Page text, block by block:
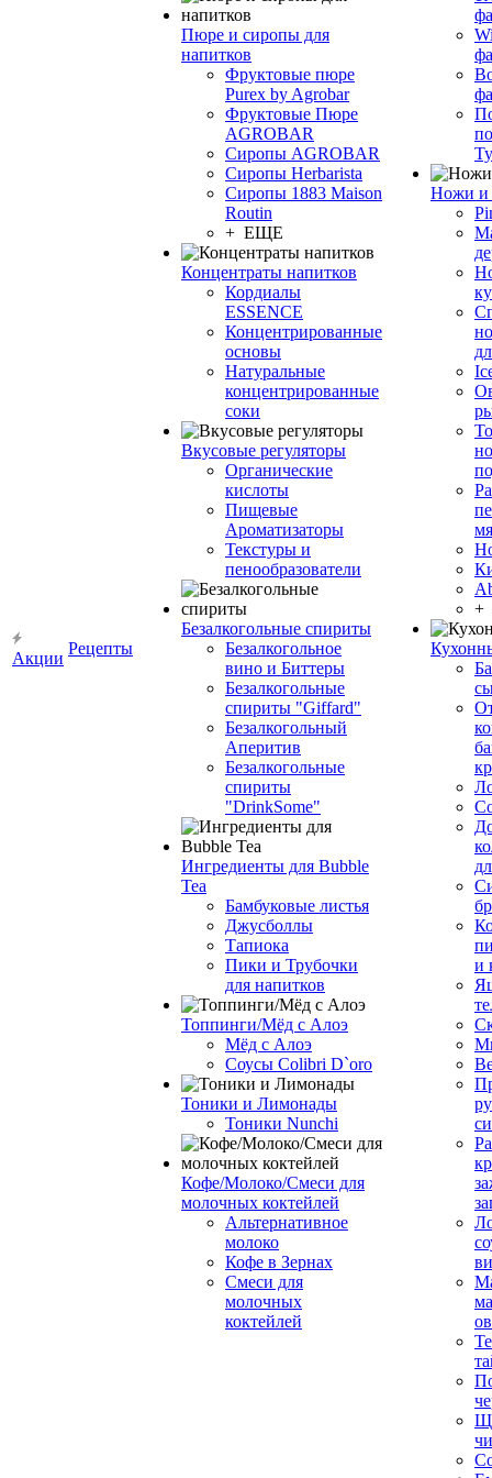
Акции
Рецепты
Пюре и сиропы для
напитков
Фруктовые пюре
Purex by Agrobar
Фруктовые Пюре
AGROBAR
Сиропы AGROBAR
Сиропы Herbarista
Сиропы 1883 Maison
Routin
+ ЕЩЕ
Концентраты напитков
Кордиалы
ESSENCE
Концентрированные
основы
Натуральные
концентрированные
соки
Вкусовые регуляторы
Органические
кислоты
Пищевые
Ароматизаторы
Текстуры и
пенообразователи
Безалкогольные спириты
Безалкогольное
вино и Биттеры
Безалкогольные
спириты "Giffard"
Безалкогольный
Аперитив
Безалкогольные
спириты
"DrinkSome"
Ингредиенты для Bubble
Tea
Бамбуковые листья
Джусболлы
Тапиока
Пики и Трубочки
для напитков
Топпинги/Мёд с Алоэ
Мёд с Алоэ
Соусы Colibri D`oro
Тоники и Лимонады
Тоники Nunchi
Кофе/Молоко/Смеси для
молочных коктейлей
Альтернативное
молоко
Кофе в Зернах
Смеси для
молочных
коктейлей
Ножи и
+
и